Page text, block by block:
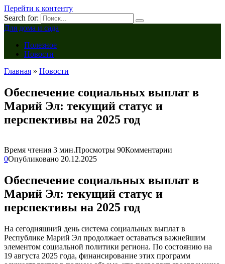
Перейти к контенту
Search for:
Для дома и сада
Полезное
Новости
Главная » Новости
Обеспечение социальных выплат в
Марий Эл: текущий статус и
перспективы на 2025 год
Время чтения 3 мин.Просмотры 90Комментарии
0Опубликовано 20.12.2025
Обеспечение социальных выплат в
Марий Эл: текущий статус и
перспективы на 2025 год
На сегодняшний день система социальных выплат в
Республике Марий Эл продолжает оставаться важнейшим
элементом социальной политики региона. По состоянию на
19 августа 2025 года, финансирование этих программ